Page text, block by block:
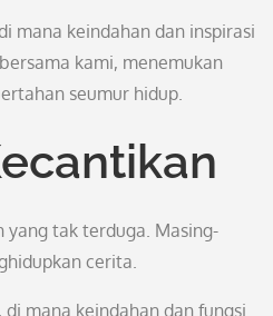
mana keindahan dan inspirasi
kami, menemukan
seumur hidup.
tak terduga. Masing-
cerita.
mana keindahan dan fungsi